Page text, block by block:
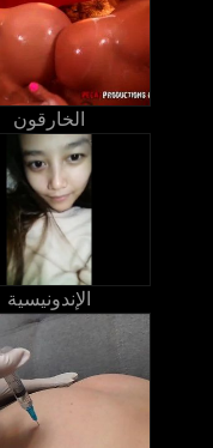
الخارقون
الإندونيسية